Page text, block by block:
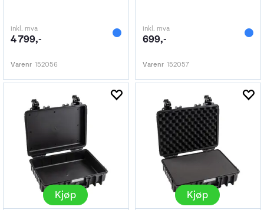
inkl. mva
4 799,-
Varenr 152056
inkl. mva
699,-
Varenr 152057
Kjøp Kjøp